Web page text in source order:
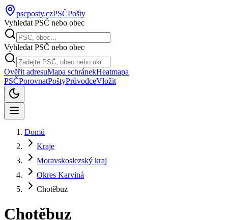
pscposty.czPSČPošty
Vyhledat PSČ nebo obec
Vyhledat PSČ nebo obec
Ověřit adresuMapa schránekHeatmapa
PSČPorovnatPoštyPrůvodceVložit
Domů
Kraje
Moravskoslezský kraj
Okres Karviná
Chotěbuz
Chotěbuz